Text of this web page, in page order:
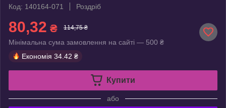
Код: 140164-071
Роздріб
80,32 ₴ 114,75 ₴
Мінімальна сума замовлення на сайті — 500 ₴
Економія 34.42 ₴
Купити
або